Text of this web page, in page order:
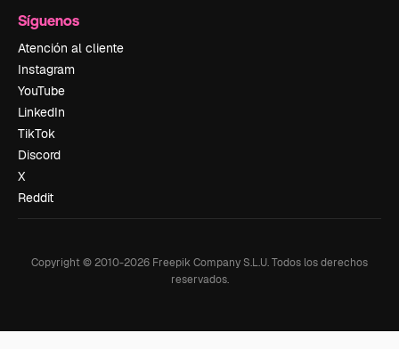
Síguenos
Atención al cliente
Instagram
YouTube
LinkedIn
TikTok
Discord
X
Reddit
Copyright © 2010-2026 Freepik Company S.L.U.Todos los derechos
reservados.